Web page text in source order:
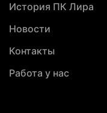
История ПК Лира
Новости
Контакты
Работа у нас